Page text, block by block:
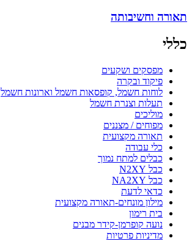
תאורה וחשיבותה
כללי
מפסקים ושקעים
פיקוד ובקרה
לוחות חשמל, קופסאות חשמל וארונות חשמל
תעלות וצנרת חשמל
מוליכים
מפוחים / מצננים
תאורה מקצועית
כלי עבודה
כבלים למתח נמוך
כבל N2XY
כבל NA2XY
כדאי לדעת
מילון מונחים-תאורה מקצועית
בית רימון
נועה קופרמן-קידר מבנים
מדיניות פרטיות